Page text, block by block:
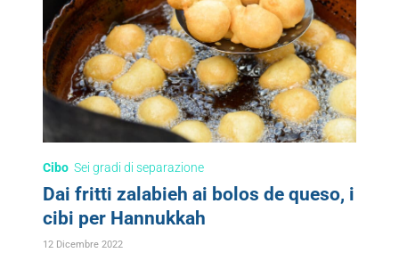
Cibo Sei gradi di separazione
Dai fritti zalabieh ai bolos de queso, i
cibi per Hannukkah
12 Dicembre 2022